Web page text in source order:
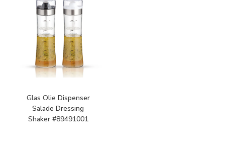
Glas Olie Dispenser
Salade Dressing
Shaker #89491001